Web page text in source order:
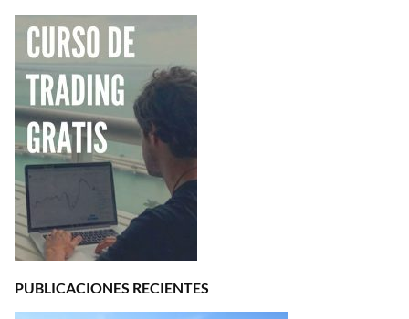
PUBLICACIONES RECIENTES